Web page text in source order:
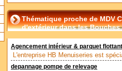
Thématique proche de MDV
d'extérieur dans les Bouches
Agencement intérieur & parquet
L'entreprise HB Menuiseries est
depannage pompe de relevage